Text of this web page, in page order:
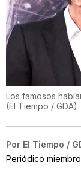
Los famosos
(El Tiempo / GDA)
Por El Tiempo /
Periódico